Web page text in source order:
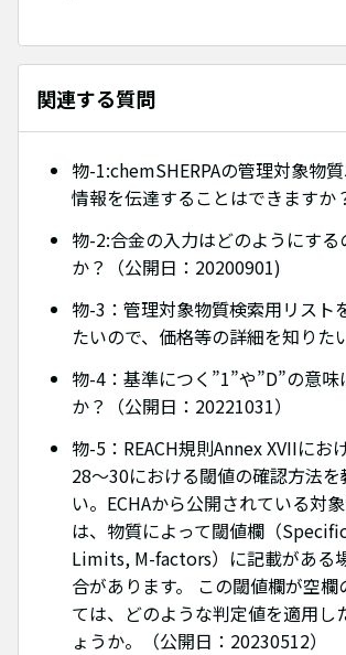
関連する質問
物-1:chemSHERPAの管理対象物
情報を伝達することはできますか
物-2:合金の入力はどのようにする
か？（公開日：20200901)
物-3：管理対象物質検索用リスト
たいので、価格等の詳細を知りた
物-4：基準につく”1”や”D”の意味
か？（公開日：20221031）
物-5：REACH規則Annex XVIIにお
28～30における閾値の確認方法を
い。ECHAから公開されている対
は、物質によって閾値欄（
Limits, M-factors）に記載がある
合があります。 この閾値欄が空欄
ては、どのような判定値を適用し
ょうか。（公開日：20230512）